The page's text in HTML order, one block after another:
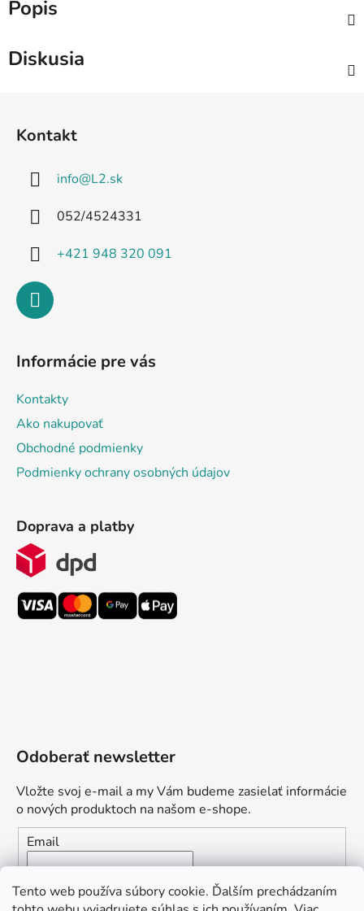
Tento web používa súbory cookie. Ďalším prechádzaním
Popis
Diskusia
Kontakt
info@L2.sk
052/4524331
+421 948 320 091
Informácie pre vás
Kontakty
Ako nakupovať
Obchodné podmienky
Podmienky ochrany osobných údajov
Doprava a platby
Odoberať newsletter
Vložte svoj e-mail a my Vám budeme zasielať informácie
o nových produktoch na našom e-shope.
Email
Vložením e-mailu súhlasíte s
podmienkami ochrany
osobných údajov